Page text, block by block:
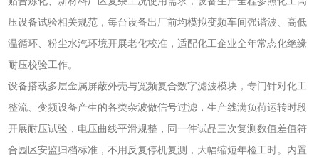
压设备试验相关规范，每台设备出厂前均模拟变频车间强谐波、高低
温循环、粉尘水汽环境开展老化校准，适配化工企业全年常态化绝缘
耐压校验工作。
设备搭载多层金属屏蔽外壳与宽频复合数字滤波模块，专门针对化工
整流、变频设备产生的各类杂波做信号过滤，生产线满负荷运转时段
开展耐压试验，电压曲线平滑规整，同一件试品三次复测数值差值符
合园区安监归档标准，不用反复停机复测，大幅缩短年检工时。内置